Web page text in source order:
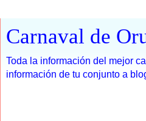
Carnaval de
Toda la información del mejor
información de tu conjunto a